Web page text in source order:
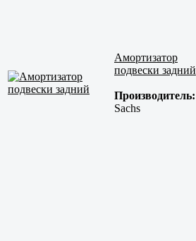
Амортизатор
подвески задний
Производитель:
Sachs